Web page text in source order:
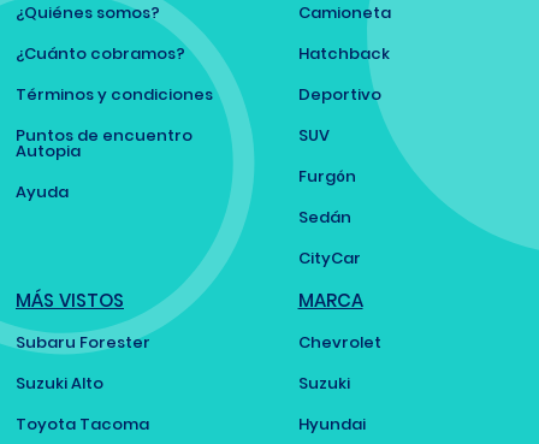
¿Quiénes somos?
¿Cuánto cobramos?
Términos y condiciones
Puntos de encuentro
Autopia
Ayuda
Camioneta
Hatchback
Deportivo
SUV
Furgón
Sedán
CityCar
MÁS VISTOS
Subaru Forester
Suzuki Alto
Toyota Tacoma
MARCA
Chevrolet
Suzuki
Hyundai